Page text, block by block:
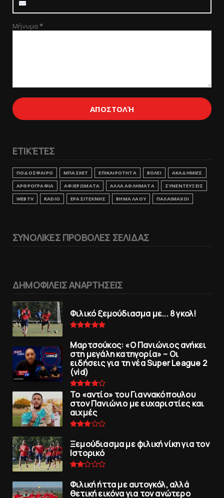
Μήνυμα*
ΕΤΙΚΈΤΕΣ
ΠΟΔΟΣΦΑΙΡΟ ΜΠΑΣΚΕΤ ΕΠΙΚΑΙΡΟΤΗΤΑ ΒΟΛΕΙ
ΑΚΑΔΗΜΙΕΣ
ΑΡΘΡΟΓΡΑΦΙΑ
ΑΦΙΕΡΩΜΑΤΑ ΑΛΛΑ ΑΘΛΗΜΑΤΑ
ΣΥΝΕΝΤΕΥΞΕΙΣ
WEBTV
RADIO ΕΡΑΣΙΤΕΧΝΗΣ ΒΗΜΑ ΛΑΟΥ ΠΑΛΑΙΜΑΧΟΙ
ΣΥΝΟΛΙΚΕΣ ΠΡΟΒΟΛΕΣ ΣΕΛΙΔΑΣ
ΔΗΜΟΦΙΛΕΙΣ ΑΝΑΡΤΗΣΕΙΣ
Φιλικό ξεμούδιασμα με... 8 γκολ!
Μαρτσούκος: «Ο Πανιώνιος ανήκει
στη μεγάλη κατηγορία» – Οι
ειδήσεις για τη νέα Super League 2
(vid)
To «αντίο» του Γιαννακόπουλου
στον Πανιώνιο με ευχαριστίες και
αιχμές
Ξεμούδιασμα με φιλική νίκη για τoν
Iστορικό
Φιλική ήττα με αυτογκόλ, αλλά
θετική εικόνα για τον ανώτερo